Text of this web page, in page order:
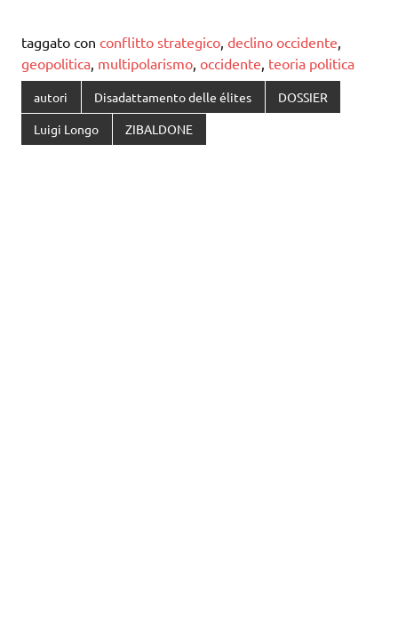
taggato con conflitto strategico, declino occidente,
geopolitica, multipolarismo, occidente, teoria politica
autori Disadattamento delle élites DOSSIER
Luigi Longo ZIBALDONE